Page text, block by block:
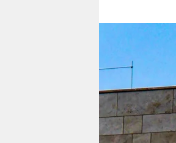
nord
wahrheit
verlag